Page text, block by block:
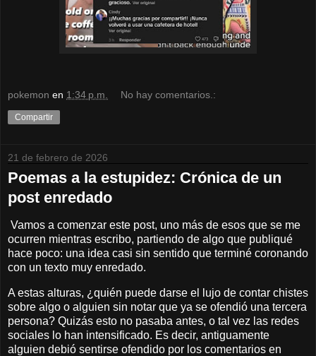
pokemon en 1:34 p.m. No hay comentarios.:
Compartir
21 de febrero de 2026
Poemas a la estupidez: Crónica de un
post enredado
Vamos a comenzar este post, uno más de esos que se me
ocurren mientras escribo, partiendo de algo que publiqué
hace poco: una idea casi sin sentido que terminé coronando
con un texto muy enredado.
A estas alturas, ¿quién puede darse el lujo de contar chistes
sobre algo o alguien sin notar que ya se ofendió una tercera
persona? Quizás esto no pasaba antes, o tal vez las redes
sociales lo han intensificado. Es decir, antiguamente
alguien debió sentirse ofendido por los comentarios en